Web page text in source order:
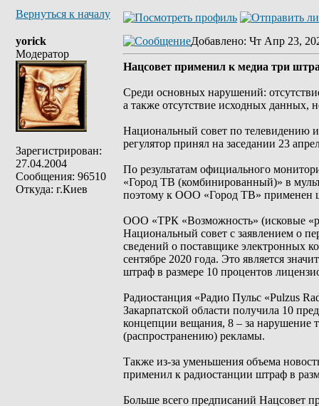
Вернуться к началу
yorick
Модератор
Зарегистрирован:
27.04.2004
Сообщения: 96510
Откуда: г.Киев
Добавлено: Чт Апр 23,
Нацсовет применил к медиа три
Среди основных нарушений:
а также отсутствие исходных данных,
Национальный совет по телевидению
регулятор принял на заседании 23
По результатам официального
«Город ТВ (комбинированный)» в
поэтому к ООО «Город ТВ» применен
ООО «ТРК «Возможность» (исковые
Национальный совет с заявлением о
сведений о поставщике электронных
сентябре 2020 года. Это является
штраф в размере 10 процентов
Радиостанция «Радио Пульс «Pulzus
Закарпатской области получила 10
концепции вещания, 8 – за нарушение
(распространению) рекламы.
Также из-за уменьшения объема
применил к радиостанции штраф в
Больше всего предписаний Нацсовет